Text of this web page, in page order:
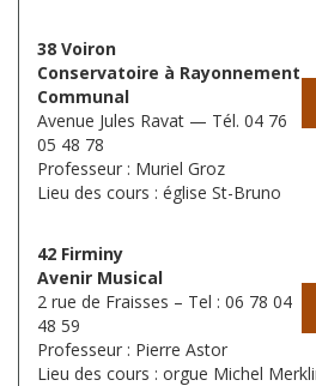
38 Voiron
Conservatoire à Rayonnement
Communal
Avenue Jules Ravat — Tél. 04 76
05 48 78
Professeur : Muriel Groz
Lieu des cours : église St-Bruno
42 Firminy
Avenir Musical
2 rue de Fraisses – Tel : 06 78 04
48 59
Professeur : Pierre Astor
Lieu des cours : orgue Michel